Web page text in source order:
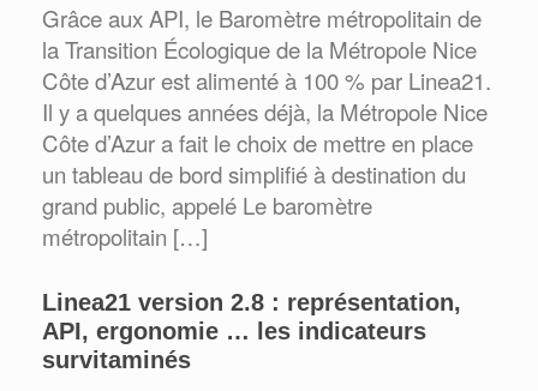
Grâce aux API, le Baromètre métropolitain de
la Transition Écologique de la Métropole Nice
Côte d’Azur est alimenté à 100 % par Linea21.
Il y a quelques années déjà, la Métropole Nice
Côte d’Azur a fait le choix de mettre en place
un tableau de bord simplifié à destination du
grand public, appelé Le baromètre
métropolitain […]
Linea21 version 2.8 : représentation,
API, ergonomie … les indicateurs
survitaminés